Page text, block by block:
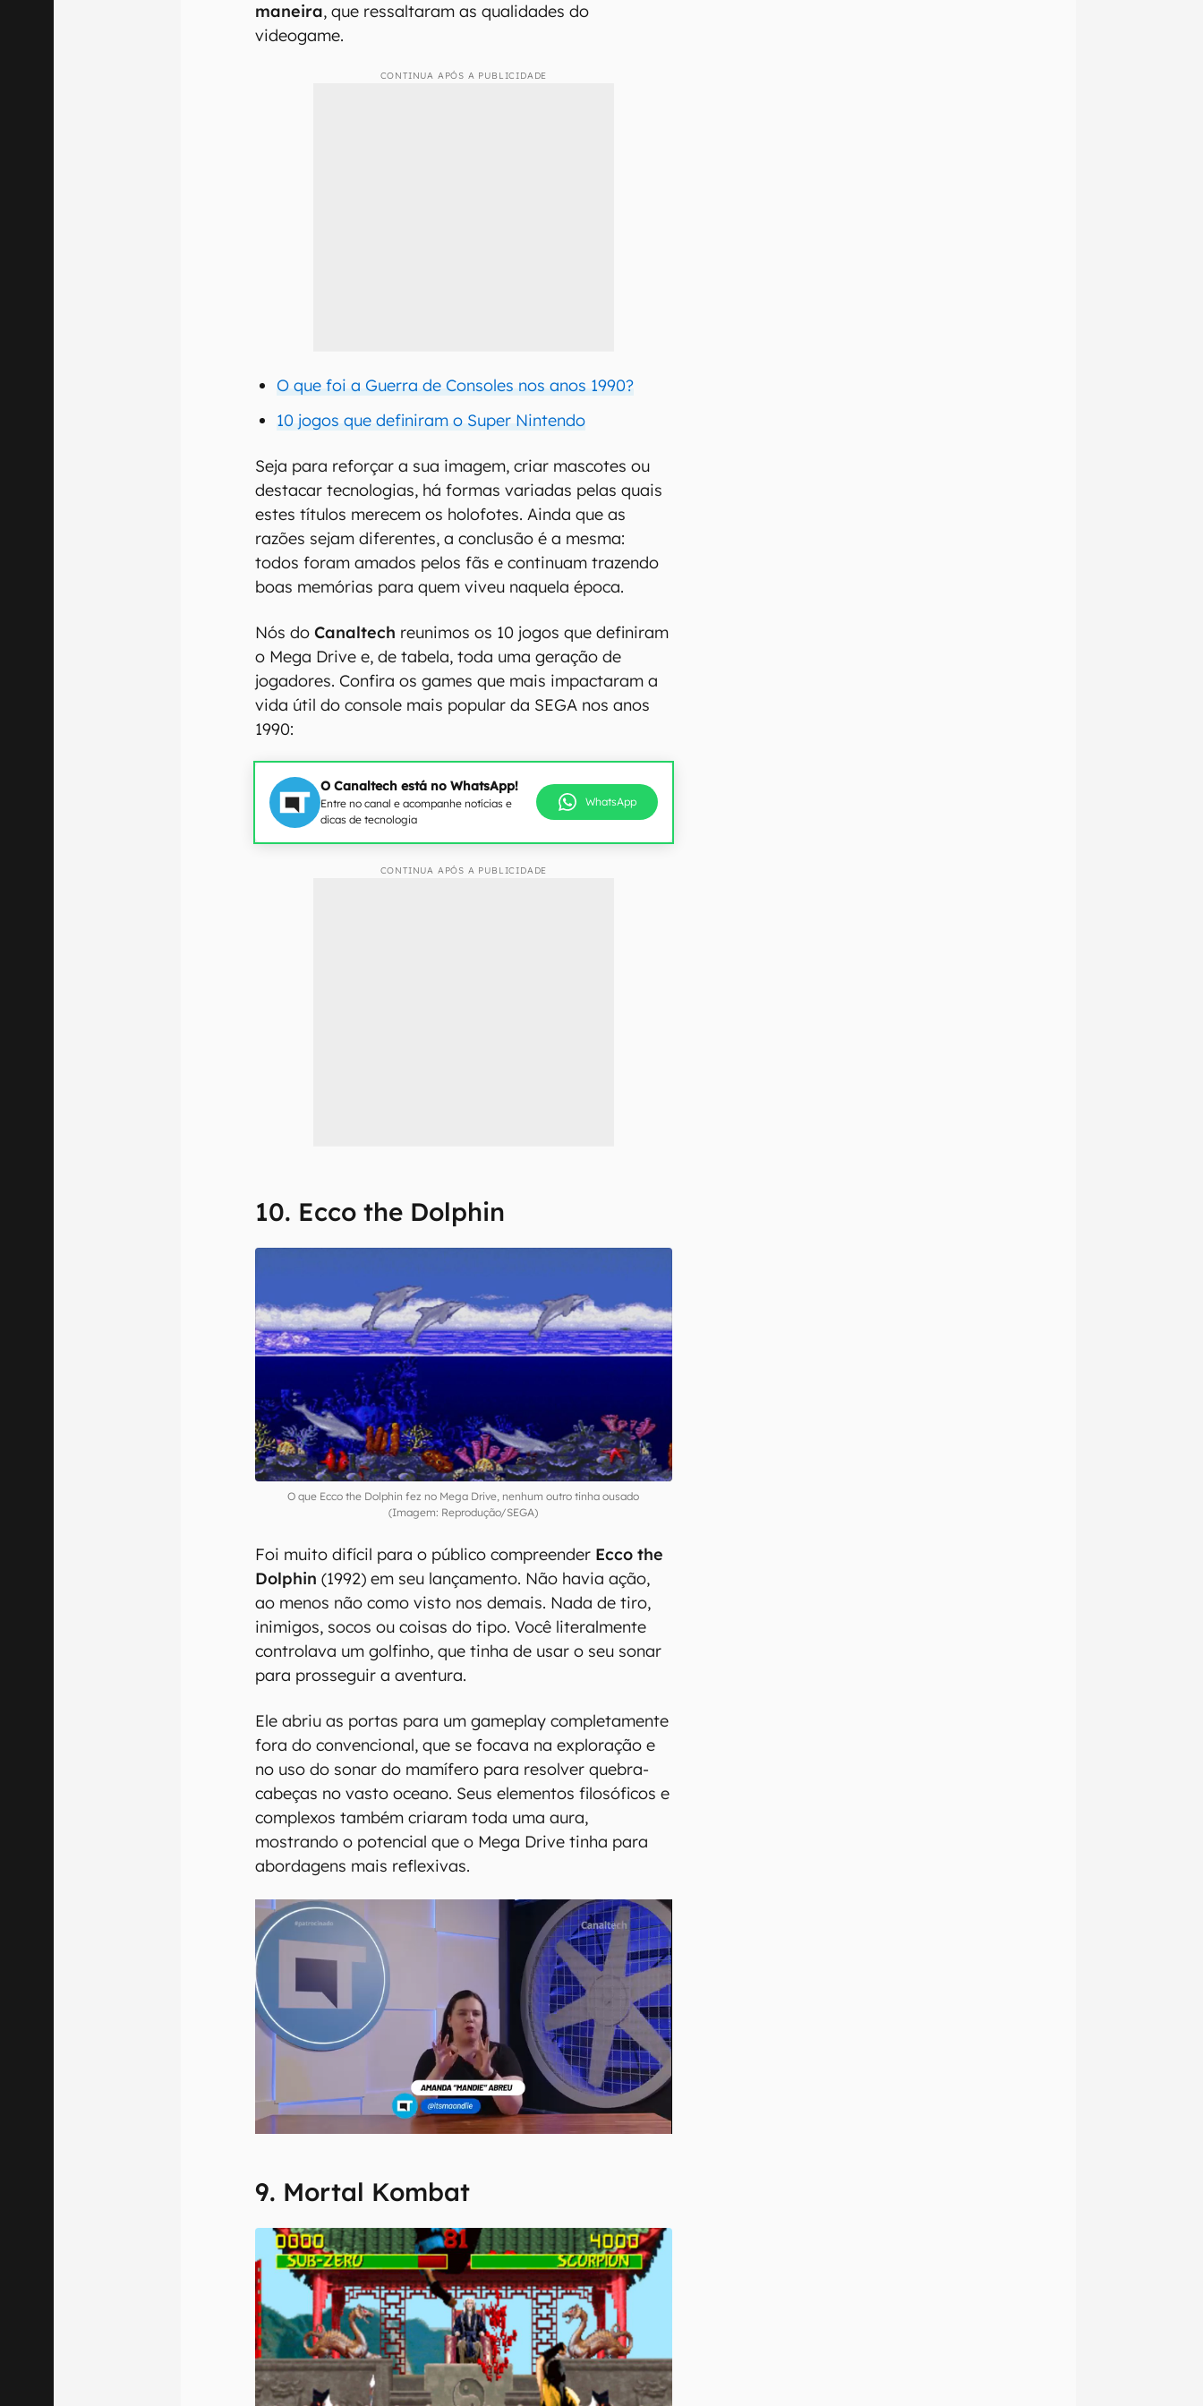
maneira, que ressaltaram as qualidades do
videogame.
CONTINUA APÓS A PUBLICIDADE
O que foi a Guerra de Consoles nos anos 1990?
10 jogos que definiram o Super Nintendo
Seja para reforçar a sua imagem, criar mascotes ou
destacar tecnologias, há formas variadas pelas quais
estes títulos merecem os holofotes. Ainda que as
razões sejam diferentes, a conclusão é a mesma:
todos foram amados pelos fãs e continuam trazendo
boas memórias para quem viveu naquela época.
Nós doCanaltech reunimos os 10 jogos que definiram
o Mega Drive e, de tabela, toda uma geração de
jogadores. Confira os games que mais impactaram a
vida útil do console mais popular da SEGA nos anos
1990:
O Canaltech está no WhatsApp!
Entre no canal e acompanhe notícias e
dicas de tecnologia
WhatsApp
CONTINUA APÓS A PUBLICIDADE
10. Ecco the Dolphin
O que Ecco the Dolphin fez no Mega Drive, nenhum outro tinha ousado
(Imagem: Reprodução/SEGA)
Foi muito difícil para o público compreender Ecco the
Dolphin (1992) em seu lançamento. Não havia ação,
ao menos não como visto nos demais. Nada de tiro,
inimigos, socos ou coisas do tipo. Você literalmente
controlava um golfinho, que tinha de usar o seu sonar
para prosseguir a aventura.
Ele abriu as portas para um gameplay completamente
fora do convencional, que se focava na exploração e
no uso do sonar do mamífero para resolver quebra-
cabeças no vasto oceano. Seus elementos filosóficos e
complexos também criaram toda uma aura,
mostrando o potencial que o Mega Drive tinha para
abordagens mais reflexivas.
9. Mortal Kombat